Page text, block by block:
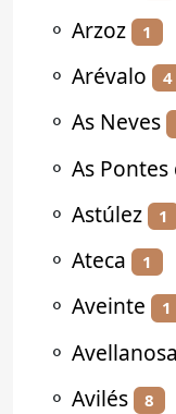
⚬ Arzoz 1
⚬ Arévalo 4
⚬ As Neves
⚬ As
⚬ Astúlez 1
⚬ Ateca 1
⚬ Aveinte 1
⚬
⚬ Avilés 8